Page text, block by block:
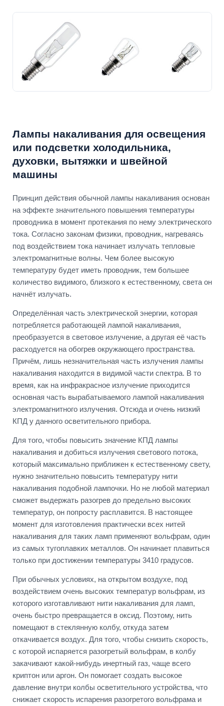
Лампы накаливания для освещения
или подсветки холодильника,
духовки, вытяжки и швейной
машины
Принцип действия обычной лампы накаливания основан
на эффекте значительного повышения температуры
проводника в момент протекания по нему электрического
тока. Согласно законам физики, проводник, нагреваясь
под воздействием тока начинает излучать тепловые
электромагнитные волны. Чем более высокую
температуру будет иметь проводник, тем большее
количество видимого, близкого к естественному, света он
начнёт излучать.
Определённая часть электрической энергии, которая
потребляется работающей лампой накаливания,
преобразуется в световое излучение, а другая её часть
расходуется на обогрев окружающего пространства.
Причём, лишь незначительная часть излучения лампы
накаливания находится в видимой части спектра. В то
время, как на инфракрасное излучение приходится
основная часть вырабатываемого лампой накаливания
электромагнитного излучения. Отсюда и очень низкий
КПД у данного осветительного прибора.
Для того, чтобы повысить значение КПД лампы
накаливания и добиться излучения светового потока,
который максимально приближен к естественному свету,
нужно значительно повысить температуру нити
накаливания подобной лампочки. Но не любой материал
сможет выдержать разогрев до предельно высоких
температур, он попросту расплавится. В настоящее
момент для изготовления практически всех нитей
накаливания для таких ламп применяют вольфрам, один
из самых тугоплавких металлов. Он начинает плавиться
только при достижении температуры 3410 градусов.
При обычных условиях, на открытом воздухе, под
воздействием очень высоких температур вольфрам, из
которого изготавливают нити накаливания для ламп,
очень быстро превращается в оксид. Поэтому, нить
помещают в стеклянную колбу, откуда затем
откачивается воздух. Для того, чтобы снизить скорость,
с которой испаряется разогретый вольфрам, в колбу
закачивают какой-нибудь инертный газ, чаще всего
криптон или аргон. Он помогает создать высокое
давление внутри колбы осветительного устройства, что
снижает скорость испарения разогретого вольфрама и